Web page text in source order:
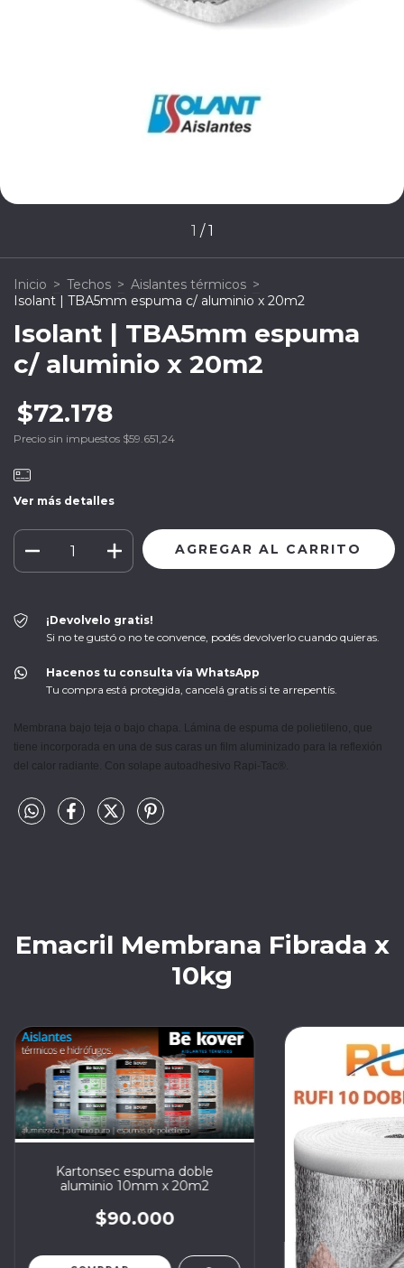
1 /1
Inicio > Techos > Aislantes térmicos >
Isolant | TBA5mm espuma c/ aluminio x 20m2
Isolant | TBA5mm espuma
c/ aluminio x 20m2
$72.178
Precio sin impuestos $59.651,24
Ver más detalles
¡Devolvelo gratis!
Si no te gustó o no te convence, podés devolverlo cuando quieras.
Hacenos tu consulta vía WhatsApp
Tu compra está protegida, cancelá gratis si te arrepentís.
Membrana bajo teja o bajo chapa. Lámina de espuma de polietileno, que
tiene incorporada en una de sus caras un film aluminizado para la reflexión
del calor radiante. Con solape autoadhesivo Rapi-Tac®.
Emacril Membrana Fibrada x
10kg
Kartonsec espuma doble
aluminio 10mm x 20m2
$90.000